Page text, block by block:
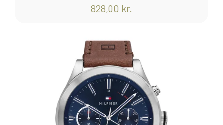
828,00 kr.